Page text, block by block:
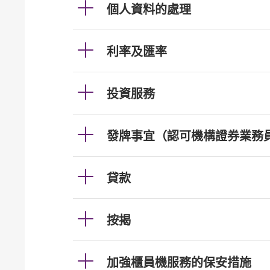
個人資料的處理
利率及匯率
投資服務
發牌事宜（認可機構證券業務
貸款
按揭
加強櫃員機服務的保安措施